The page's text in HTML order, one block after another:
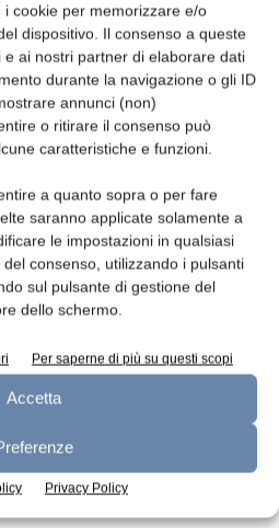
cookie per memorizzare e/o
dispositivo. Il consenso a queste
ai nostri partner di elaborare dati
durante la navigazione o gli ID
annunci (non)
o ritirare il consenso può
caratteristiche e funzioni.
a quanto sopra o per fare
saranno applicate solamente a
le impostazioni in qualsiasi
consenso, utilizzando i pulsanti
sul pulsante di gestione del
dello schermo.
Per saperne di più su questi scopi
Accetta
Privacy Policy
- Giugno 2026